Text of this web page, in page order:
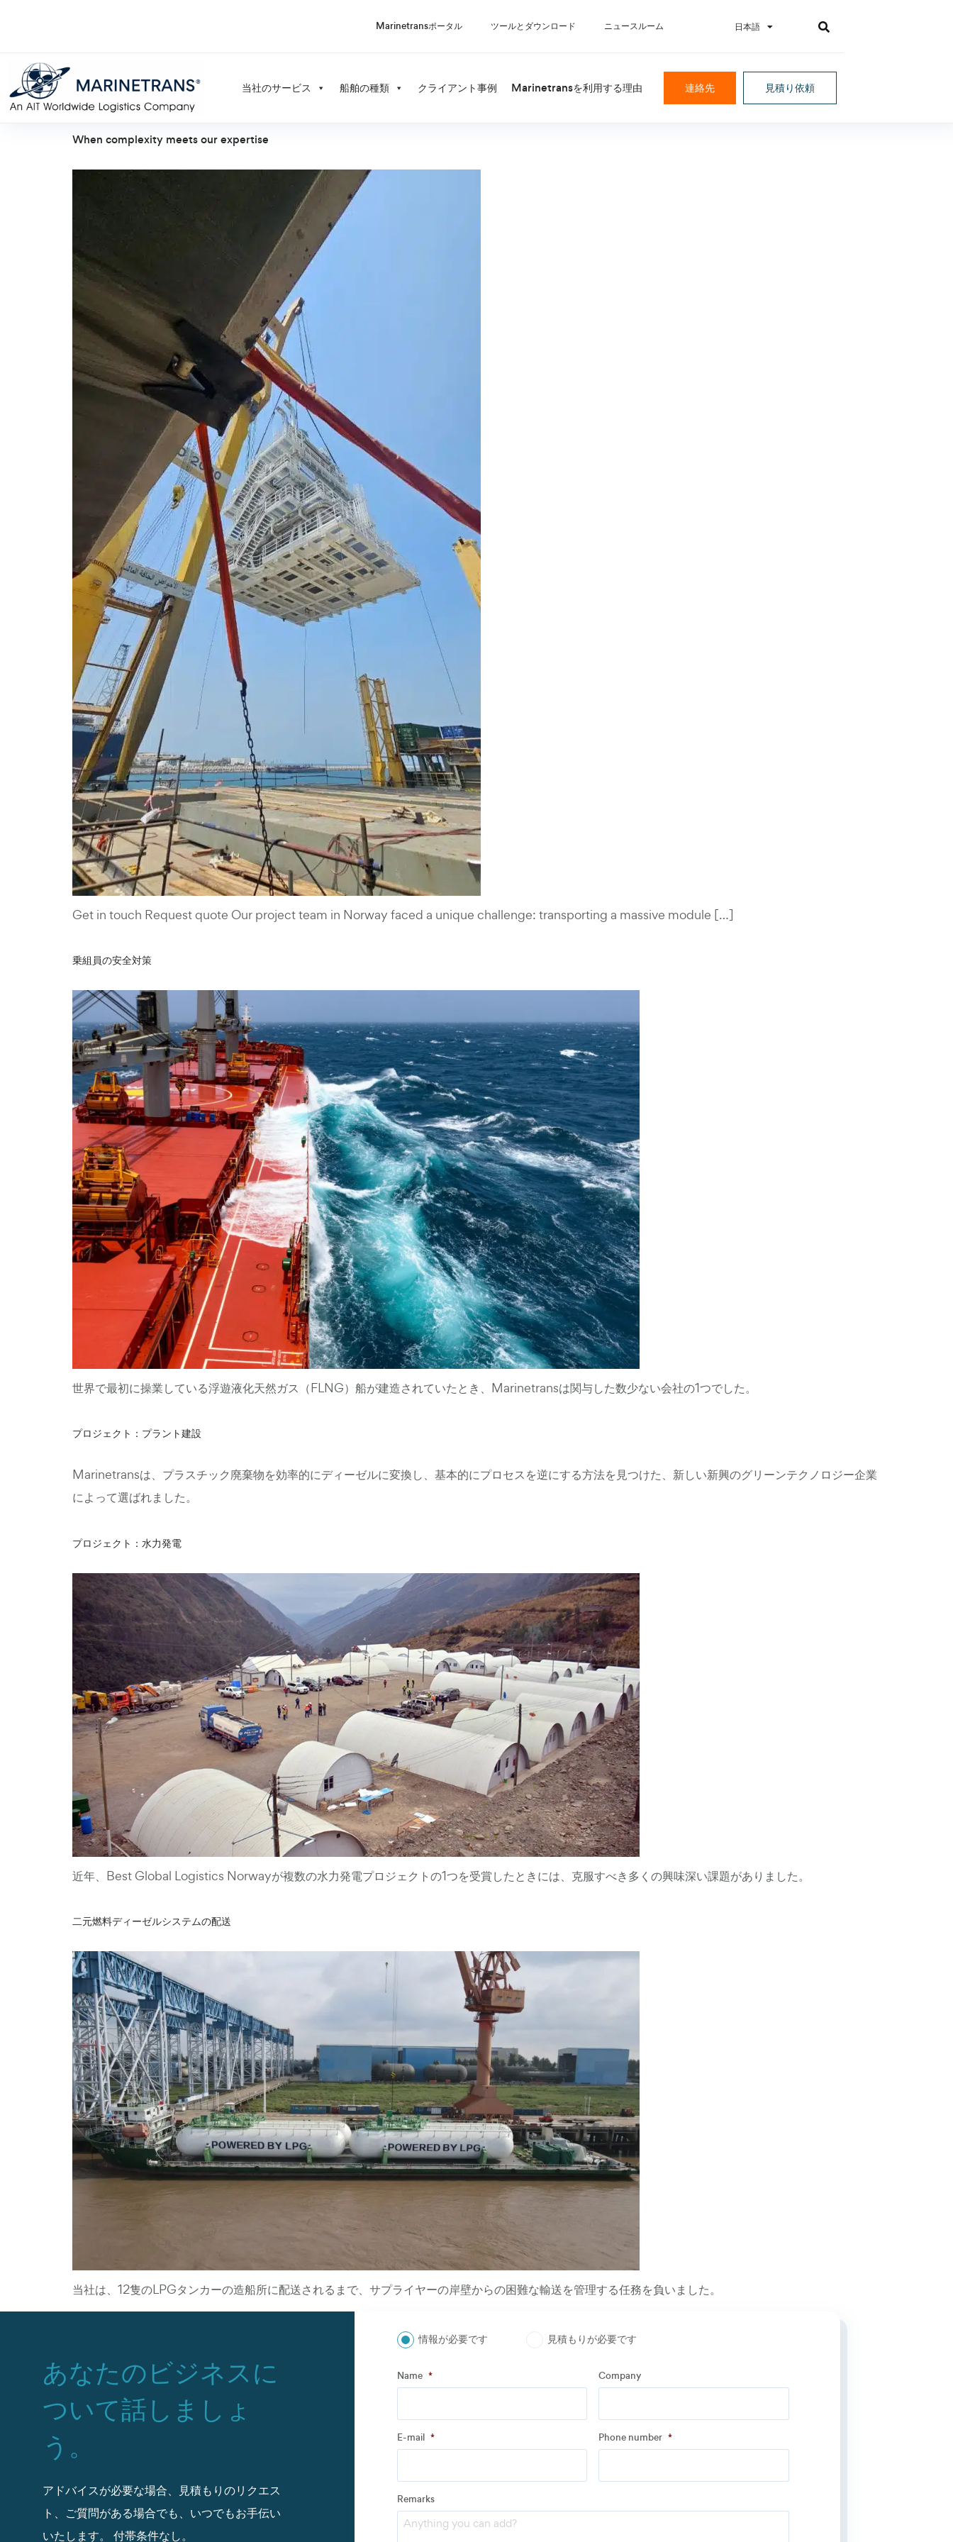
Marinetransポータル ツールとダウンロード ニュースルーム 日本語
한국어
当社のサービス 船舶の種類 クライアント事例 Marinetransを利用する理由 連絡先 見積り依頼
When complexity meets our expertise
Get in touch Request quote Our project team in Norway faced a unique challenge: transporting a massive module […]
乗組員の安全対策
世界で最初に操業している浮遊液化天然ガス（FLNG）船が建造されていたとき、Marinetransは関与した数少ない会社の1つでした。
プロジェクト：プラント建設
Marinetransは、プラスチック廃棄物を効率的にディーゼルに変換し、基本的にプロセスを逆にする方法を見つけた、新しい新興のグリーンテクノロジー企業
によって選ばれました。
プロジェクト：水力発電
近年、Best Global Logistics Norwayが複数の水力発電プロジェクトの1つを受賞したときには、克服すべき多くの興味深い課題がありました。
二元燃料ディーゼルシステムの配送
当社は、12隻のLPGタンカーの造船所に配送されるまで、サプライヤーの岸壁からの困難な輸送を管理する任務を負いました。
あなたのビジネスに
ついて話しましょ
う。
アドバイスが必要な場合、見積もりのリクエス
ト、ご質問がある場合でも、いつでもお手伝い
いたします。
付帯条件なし。
情報が必要です 見積もりが必要です
Name * Company
E-mail * Phone number *
Remarks
Email *